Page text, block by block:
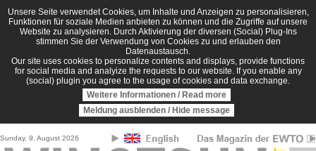
Direkt zum Inhalt
Unsere Seite verwendet Cookies, um Inhalte und Anzeigen zu personalisieren,
Funktionen für soziale Medien anbieten zu können und die Zugriffe auf unsere
Website zu analysieren. Durch Aktivierung der diversen (Social) Plug-Ins
stimmen Sie der Verwendung von Cookies zu und erlauben den
Datenaustausch.
Our site uses cookies to personalize contents and displays, provide functions
for social media and analyize the requests to our website. If you enable any
(social) plugin you agree to the usage of cookies and data exchange.
Weitere Informationen / Read more
Meldung ausblenden / Hide message
Sunday, 9. August 2026